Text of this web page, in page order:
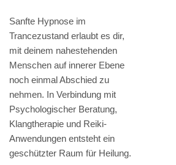
Sanfte Hypnose im
Trancezustand erlaubt es dir,
mit deinem nahestehenden
Menschen auf innerer Ebene
noch einmal Abschied zu
nehmen. In Verbindung mit
Psychologischer Beratung,
Klangtherapie und Reiki-
Anwendungen entsteht ein
geschützter Raum für Heilung.